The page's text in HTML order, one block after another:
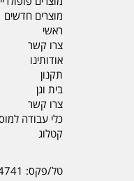
מוצרים חדשים
ראשי
צרו קשר
אודותינו
תקנון
בית וגן
צרו קשר
כלי עבודה
קטלוג
טל/פקס: 052-3214741